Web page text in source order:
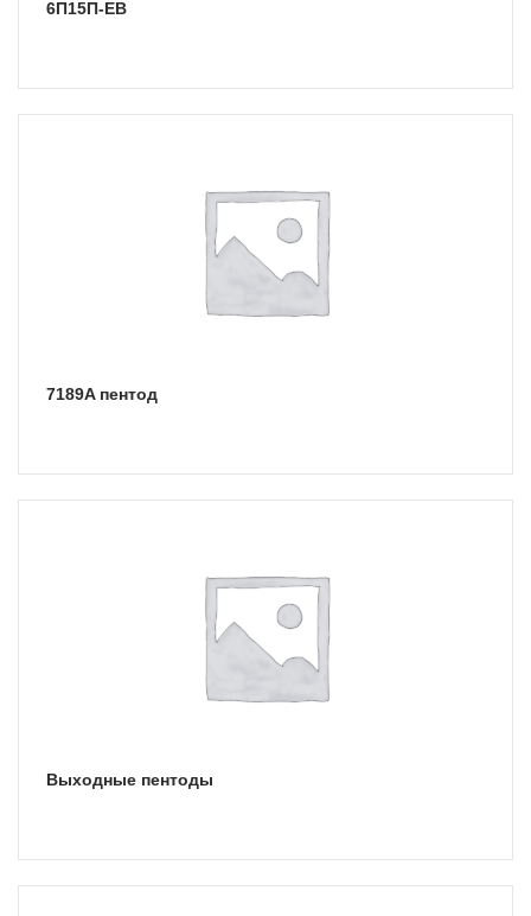
6П15П-ЕВ
7189A пентод
Выходные пентоды